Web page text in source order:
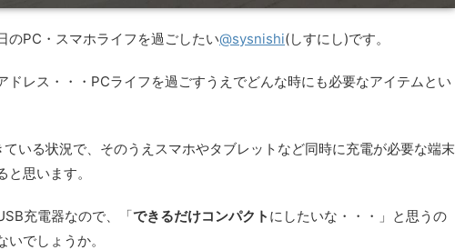
のPC・スマホライフを過ごしたい@sysnishi(しすにし)です。
ドレス・・・PCライフを過ごすうえでどんな時にも必要なアイテムとい
いる状況で、そのうえスマホやタブレットなど同時に充電が必要な端末
思います。
充電器なので、「できるだけコンパクト にしたいな・・・」と思うの
でしょうか。